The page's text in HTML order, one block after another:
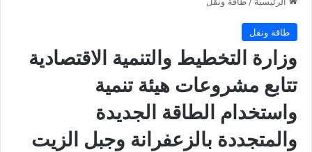
طاقة ونقل
وزارة التخطيط والتنمية الاقتصادية
تتابع مشروعات هيئة تنمية
واستخدام الطاقة الجديدة
والمتجددة بالزعفرانة وجبل الزيت